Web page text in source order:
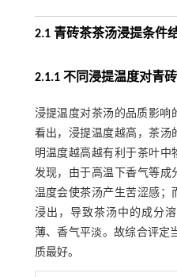
2.1 青砖茶茶汤浸提条件
2.1.1 不同浸提温度对青
浸提温度对茶汤的品质影响
看出，浸提温度越高，茶汤
明温度越高越有利于茶叶中
发现，由于高温下香气等成
温度会使茶汤产生苦涩感；
浸出，导致茶汤中的成分
薄、香气平淡。故综合评定
质最好。